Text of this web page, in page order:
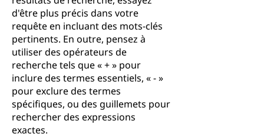
d'être plus précis dans votre
requête en incluant des mots-clés
pertinents. En outre, pensez à
utiliser des opérateurs de
recherche tels que « + » pour
inclure des termes essentiels, « - »
pour exclure des termes
spécifiques, ou des guillemets pour
rechercher des expressions
exactes.